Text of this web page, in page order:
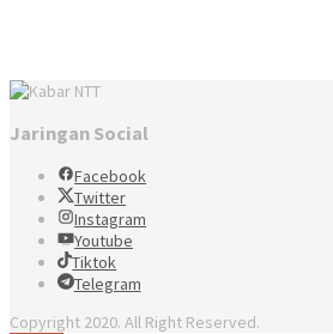
Jaringan Social
Facebook
Twitter
Instagram
Youtube
Tiktok
Telegram
Copyright 2020. All Right Reserved.